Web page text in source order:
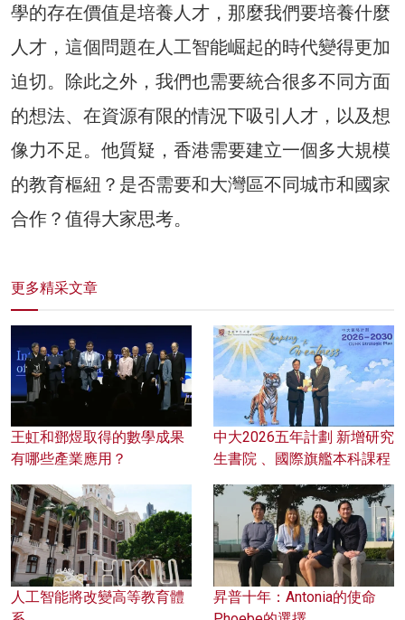
學的存在價值是培養人才，那麼我們要培養什麼
人才，這個問題在人工智能崛起的時代變得更加
迫切。除此之外，我們也需要統合很多不同方面
的想法、在資源有限的情況下吸引人才，以及想
像力不足。他質疑，香港需要建立一個多大規模
的教育樞紐？是否需要和大灣區不同城市和國家
合作？值得大家思考。
更多精采文章
王虹和鄧煜取得的數學成果
有哪些產業應用？
中大2026五年計劃 新增研究
生書院 、國際旗艦本科課程
人工智能將改變高等教育體
昇普十年：Antonia的使命